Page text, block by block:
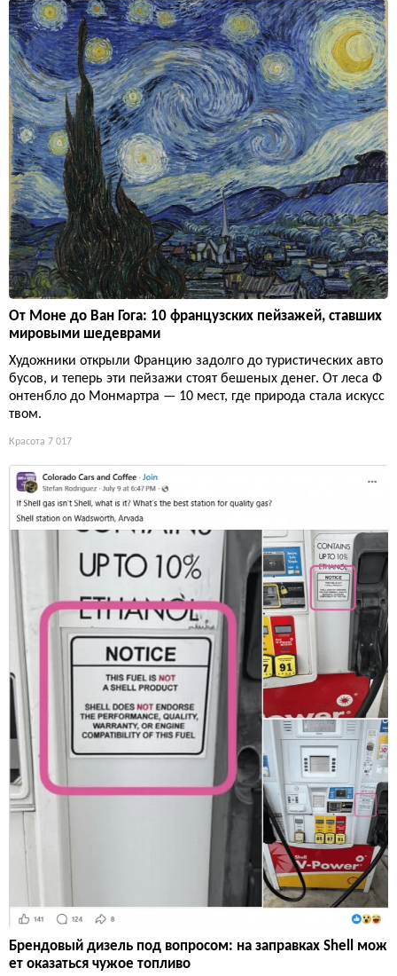
От Моне до Ван Гога: 10 французских пейзажей, ставших
мировыми шедеврами
Художники открыли Францию задолго до туристических авто
бусов, и теперь эти пейзажи стоят бешеных денег. От леса Ф
онтенбло до Монмартра — 10 мест, где природа стала искусс
твом.
Красота 7 017
Брендовый дизель под вопросом: на заправках Shell мож
ет оказаться чужое топливо